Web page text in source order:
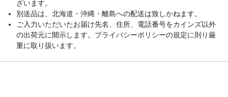
ざいます。
別送品は、北海道・沖縄・離島への配送は致しかねます。
ご入力いただいたお届け先名、住所、電話番号をカインズ以外
の出荷元に開示します。プライバシーポリシーの規定に則り厳
重に取り扱います。